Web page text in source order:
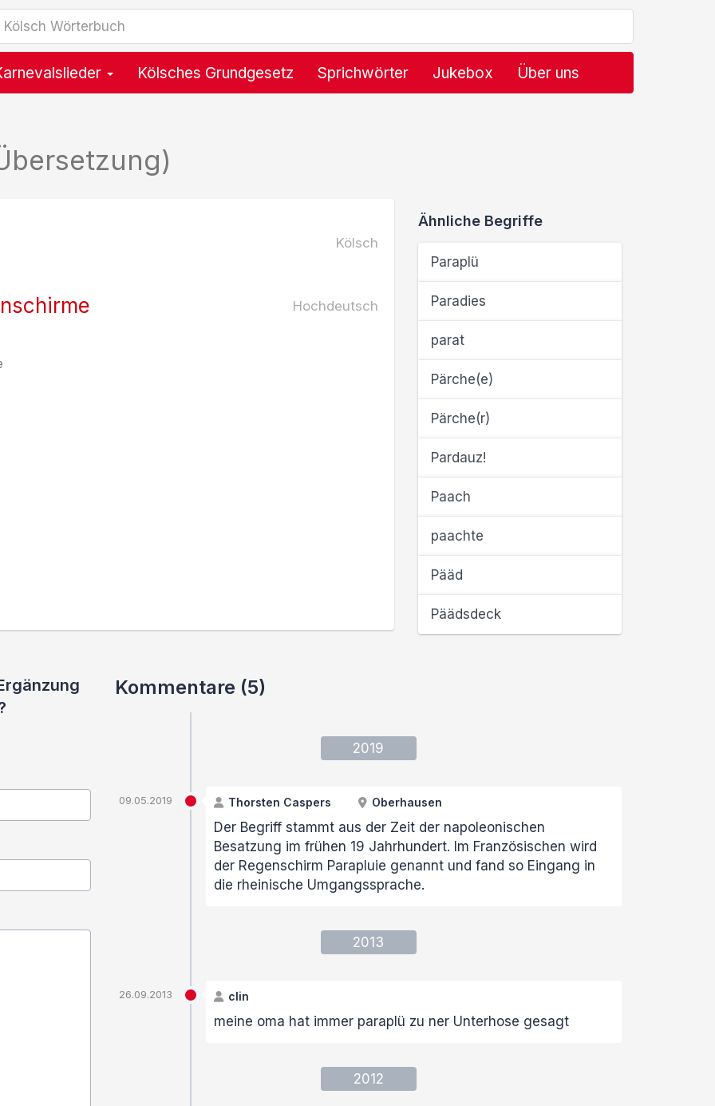
Kölsches Grundgesetz Sprichwörter Jukebox Über uns
Kölsch
Hochdeutsch
Ähnliche Begriffe
Paraplü
Paradies
parat
Pärche(e)
Pärche(r)
Pardauz!
Paach
paachte
Pääd
Päädsdeck
Kommentare (5)
2019
09.05.2019 Thorsten Caspers Oberhausen
Der Begriff stammt aus der Zeit der napoleonischen
Besatzung im frühen 19 Jahrhundert. Im Französischen wird
der Regenschirm Parapluie genannt und fand so Eingang in
die rheinische Umgangssprache.
2013
26.09.2013 clin
meine oma hat immer paraplü zu ner Unterhose gesagt
2012